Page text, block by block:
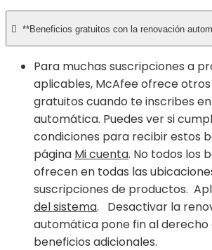
 **Beneficios gratuitos con la renovación
Para muchas suscripciones a
aplicables, McAfee ofrece
gratuitos cuando te inscribes
automática. Puedes ver si
condiciones para recibir estos
página Mi cuenta. No todos los
ofrecen en todas las
suscripciones de productos.
del sistema. Desactivar la
automática pone fin al derecho
beneficios adicionales.